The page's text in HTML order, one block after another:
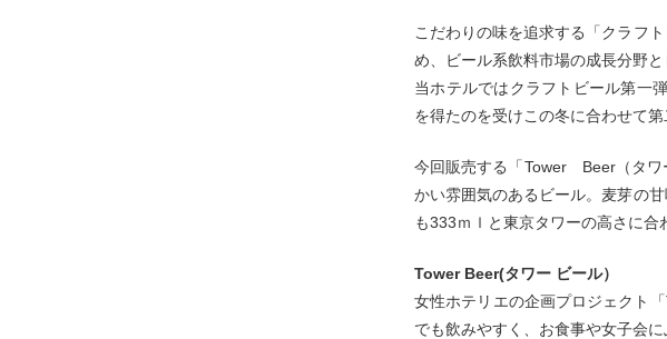
こだわりの味を追求する「クラフ
め、ビール系飲料市場の成長分野
当ホテルではクラフトビール第一
を得たのを受けこの冬に合わせて
今回販売する「Tower Beer（タワ
かい雰囲気のあるビール。麦芽の
も333ｍｌと東京タワーの高さに合
Tower Beer(タワー ビール）
女性ホテリエの企画プロジェクト
でも飲みやすく、お食事や女子会